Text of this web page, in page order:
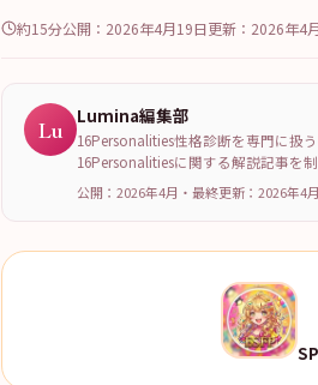
約15分公開： 2026年4月19日更新： 2026年4
Lu Lumina編集部
16Personalities性格診断を専門に扱
16Personalitiesに関する解説記事を制
公開：2026年4月 ・ 最終更新： 2026年4